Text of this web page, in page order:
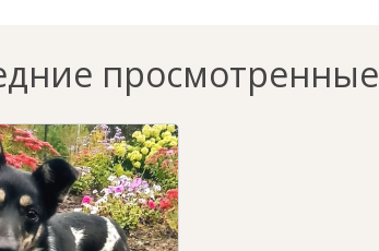
просмотренные